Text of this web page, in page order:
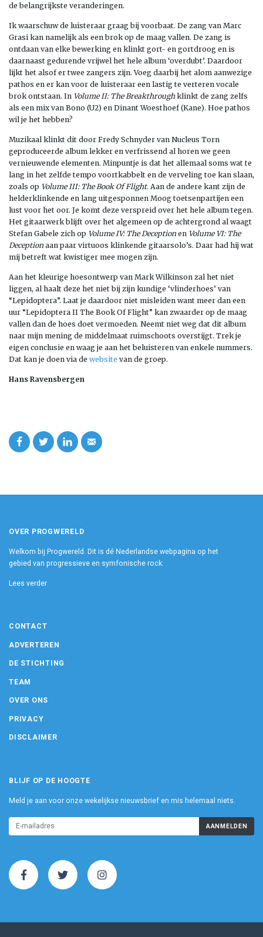
de belangrijkste veranderingen.
Ik waarschuw de luisteraar graag bij voorbaat. De zang van Marc
Grasi kan namelijk als een brok op de maag vallen. De zang is
ontdaan van elke bewerking en klinkt gort- en gortdroog en is
daarnaast gedurende vrijwel het hele album ‘overdubt’. Daardoor
lijkt het alsof er twee zangers zijn. Voeg daarbij het alom aanwezige
pathos en er kan voor de luisteraar een lastig te verteren vocale
brok ontstaan. In Volume II: The Breakthroughklinkt de zang zelfs
als een mix van Bono (U2) en Dinant Woesthoef (Kane). Hoe pathos
wil je het hebben?
Muzikaal klinkt dit door Fredy Schnyder van Nucleus Torn
geproduceerde album lekker en verfrissend al horen we geen
vernieuwende elementen. Minpuntje is dat het allemaal soms wat te
lang in het zelfde tempo voortkabbelt en de verveling toe kan slaan,
zoals op Volume III: The Book Of Flight. Aan de andere kant zijn de
helderklinkende en lang uitgesponnen Moog toetsenpartijen een
lust voor het oor. Je komt deze verspreid over het hele album tegen.
Het gitaarwerk blijft over het algemeen op de achtergrond al waagt
Stefan Gabele zich op Volume IV: The Deceptionen Volume VI: The
Deceptionaan paar virtuoos klinkende gitaarsolo’s. Daar had hij wat
mij betreft wat kwistiger mee mogen zijn.
Aan het kleurige hoesontwerp van Mark Wilkinson zal het niet
liggen, al haalt deze het niet bij zijn kundige ‘vlinderhoes’ van
“Lepidoptera”. Laat je daardoor niet misleiden want meer dan een
uur “Lepidoptera II The Book Of Flight” kan zwaarder op de maag
vallen dan de hoes doet vermoeden. Neemt niet weg dat dit album
naar mijn mening de middelmaat ruimschoots overstijgt. Trek je
eigen conclusie en waag je aan het beluisteren van enkele nummers.
Dat kan je doen via de website van de groep.
Hans Ravensbergen
OVER PROGWERELD
Welkom bij Progwereld. Dit is dé Nederlandse webpagina op het
gebied van progressieve en symfonische rock.
Lees verder
CONTACT
ADVERTEREN
DE STICHTING
TEAM
OVER ONS
PRIVACY
DISCLAIMER
BLIJF OP DE HOOGTE
Meld je aan voor onze wekelijkse nieuwsbrief en mis helemaal niets.
AANMELDEN